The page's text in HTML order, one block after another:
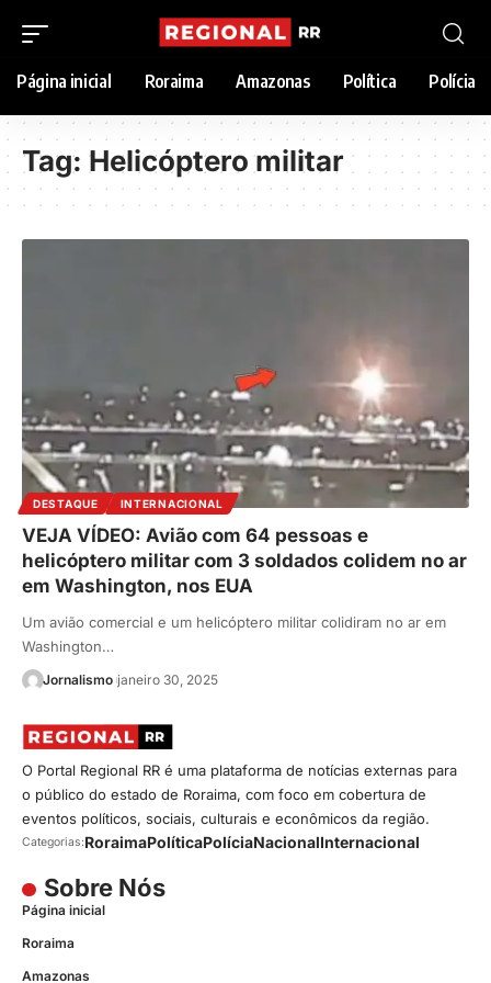
Página inicial Roraima Amazonas Política Polícia
Tag: Helicóptero militar
DESTAQUE INTERNACIONAL
VEJA VÍDEO: Avião com 64 pessoas e
helicóptero militar com 3 soldados colidem no ar
em Washington, nos EUA
Um avião comercial e um helicóptero militar colidiram no ar em
Washington…
Jornalismo janeiro 30, 2025
O Portal Regional RR é uma plataforma de notícias externas para
o público do estado de Roraima, com foco em cobertura de
eventos políticos, sociais, culturais e econômicos da região.
Categorias:RoraimaPolíticaPolíciaNacionalInternacional
Sobre Nós
Página inicial
Roraima
Amazonas